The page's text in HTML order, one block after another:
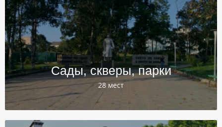
Сады, скверы, парки
28 мест